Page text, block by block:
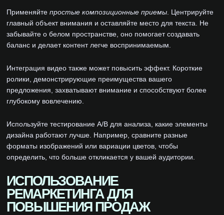
Применяйте простые композиционные приемы . Центрируйте
главный объект внимания и оставляйте место для текста. Не
забывайте о белом пространстве, оно помогает создавать
баланс и делает контент легче воспринимаемым.
Интеграция видео также может повысить эффект. Короткие
ролики, демонстрирующие преимущества вашего
предложения, захватывают внимание и способствуют более
глубокому вовлечению.
Используйте тестирование A/B для анализа, какие элементы
дизайна работают лучше. Например, сравните разные
форматы изображений или вариации цветов, чтобы
определить, что больше откликается у вашей аудитории.
ИСПОЛЬЗОВАНИЕ
РЕМАРКЕТИНГА ДЛЯ
ПОВЫШЕНИЯ ПРОДАЖ